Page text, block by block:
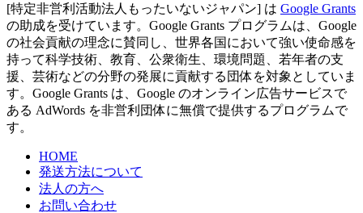
[特定非営利活動法人もったいないジャパン] は Google Grants
の助成を受けています。Google Grants プログラムは、Google
の社会貢献の理念に賛同し、世界各国において強い使命感を
持って科学技術、教育、公衆衛生、環境問題、若年者の支
援、芸術などの分野の発展に貢献する団体を対象としていま
す。Google Grants は、Google のオンライン広告サービスで
ある AdWords を非営利団体に無償で提供するプログラムで
す。
HOME
発送方法について
法人の方へ
お問い合わせ